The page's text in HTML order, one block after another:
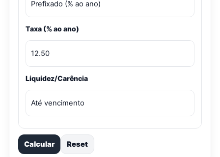
Taxa (% ao ano)
Liquidez/Carência
Calcular Reset